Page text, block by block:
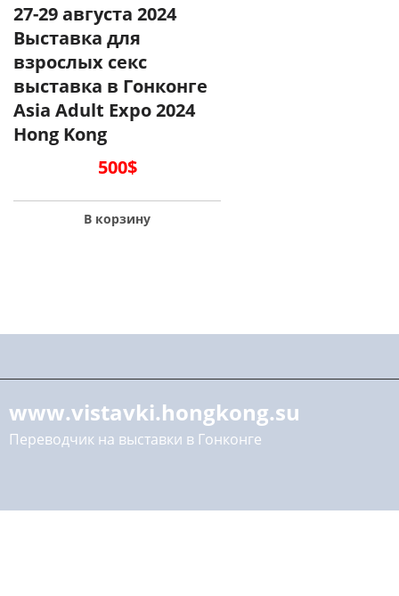
27-29 августа 2024
Выставка для
взрослых секс
выставка в Гонконге
Asia Adult Expo 2024
Hong Kong
500$
В корзину
www.vistavki.hongkong.su
Переводчик на выставки в Гонконге